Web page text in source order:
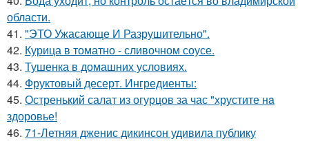
области.
41. "ЭТО Ужасающе И Разрушительно".
42. Курица в томатно - сливочном соусе.
43. Тушенка в домашних условиях.
44. Фруктовый десерт. Ингредиенты:
45. Остренький салат из огурцов за час "хрустите нa
здоровье!
46. 71-Летняя дженис дикинсон удивила публику